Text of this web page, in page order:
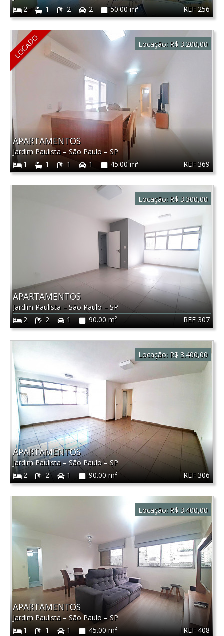
REF 256
2
1 2 2 50.00 m²
LOCADO
REF 369
APARTAMENTOS
Jardim Paulista–São Paulo – SP
1
1 1 1 45.00 m²
Locação: R$ 3.200,00
REF 307
APARTAMENTOS
Jardim Paulista – São Paulo– SP
2
2 1 90.00 m²
Locação: R$ 3.300,00
REF 306
APARTAMENTOS
Jardim Paulista–São Paulo–SP
2
2 1 90.00 m²
Locação: R$ 3.400,00
REF 408
APARTAMENTOS
Jardim Paulista – São Paulo –SP
1
1 1 45.00 m²
Locação: R$ 3.400,00